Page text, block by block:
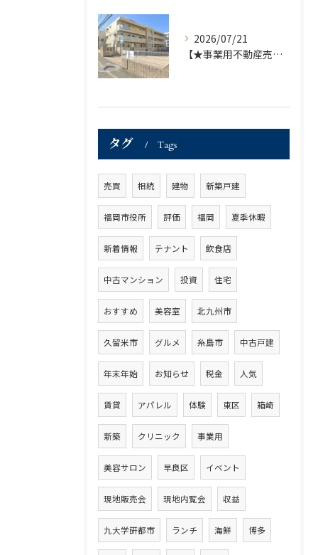
2026/07/21
【★事業用不動産売買仲介専門部署より★】福岡市の不動産｜株式会社ランドマーク ●収益物件「D-room笹丘」●
タグ Tags
売買 相続 建物 新築戸建
福岡市役所 評価 福岡 夏季休暇
新着情報 テナント 飲食店
中古マンション 投資 住宅
おすすめ 美容室 北九州市
久留米市 グルメ 糸島市 中古戸建
年末年始 お知らせ 税金 人気
賃貸 アパレル 体験 東区 箱崎
新築 クリニック 事業用
美容サロン 早良区 イベント
現地販売会 現地内覧会 収益
九大学研都市 ランチ 海鮮 博多